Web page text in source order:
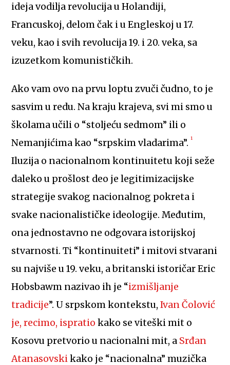
ideja vodilja revolucija u Holandiji,
Francuskoj, delom čak i u Engleskoj u 17.
veku, kao i svih revolucija 19. i 20. veka, sa
izuzetkom komunističkih.
Ako vam ovo na prvu loptu zvuči čudno, to je
sasvim u redu. Na kraju krajeva, svi mi smo u
školama učili o “stoljeću sedmom” ili o
Nemanjićima kao “srpskim vladarima”.1
Iluzija o nacionalnom kontinuitetu koji seže
daleko u prošlost deo je legitimizacijske
strategije svakog nacionalnog pokreta i
svake nacionalističke ideologije. Međutim,
ona jednostavno ne odgovara istorijskoj
stvarnosti. Ti “kontinuiteti” i mitovi stvarani
su najviše u 19. veku, a britanski istoričar Eric
Hobsbawm nazivao ih je “izmišljanje
tradicije”. U srpskom kontekstu,Ivan Čolović
je, recimo, ispratio kako se viteški mit o
Kosovu pretvorio u nacionalni mit, a Srđan
Atanasovskikako je “nacionalna” muzička